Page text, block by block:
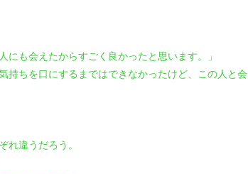
にも会えたからすごく良かったと思います。」
持ちを口にするまではできなかったけど、この人と会
れ違うだろう。